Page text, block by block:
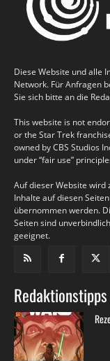
Diese Website und alle
Network. Für Anfragen
Sie sich bitte an die
This website is not
or the Star Trek
owned by CBS Studios
under “fair use”
Auf dieser Website wird
Inhalte auf diesen
übernommen werden.
Seiten sind
geeignet.
Redaktionstipps